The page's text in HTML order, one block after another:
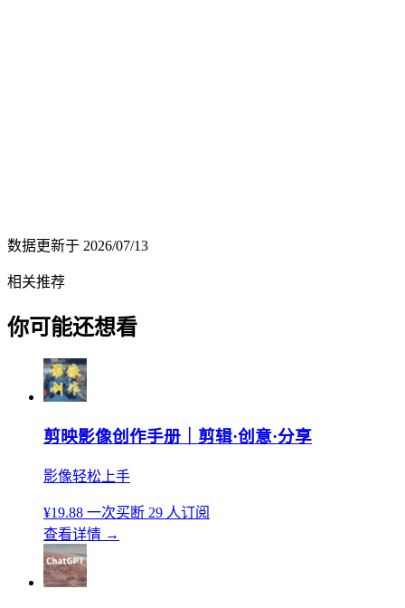
数据更新于 2026/07/13
相关推荐
你可能还想看
剪映影像创作手册｜剪辑·创意·分享
影像轻松上手
¥19.88 一次买断 29 人订阅
查看详情 →